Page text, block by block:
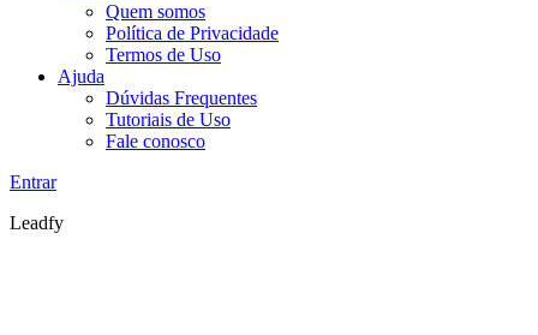
Quem somos
Política de Privacidade
Termos de Uso
Ajuda
Dúvidas Frequentes
Tutoriais de Uso
Fale conosco
Entrar
Leadfy